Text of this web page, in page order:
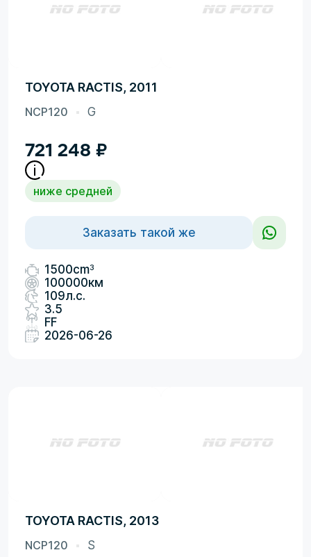
TOYOTA RACTIS, 2011
NCP120 G
721 248 ₽
ниже средней
Заказать такой же
1500cm3
100000км
109л.с.
3.5
FF
2026-06-26
TOYOTA RACTIS, 2013
NCP120 S